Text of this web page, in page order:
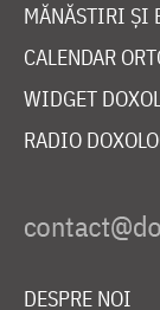
MĂNĂSTIRI ȘI
CALENDAR
WIDGET
RADIO
DESPRE NOI